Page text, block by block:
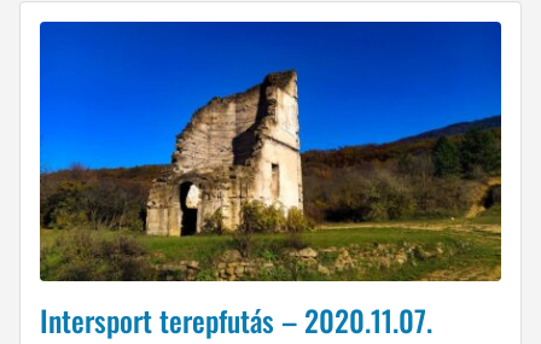
Intersport terepfutás – 2020.11.07.